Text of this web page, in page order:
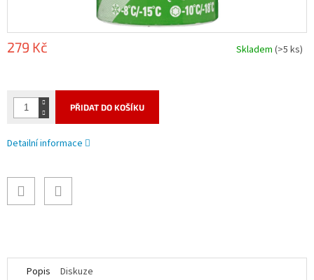
279 Kč Skladem(>5 ks)
PŘIDAT DO KOŠÍKU
Detailní informace
Popis Diskuze